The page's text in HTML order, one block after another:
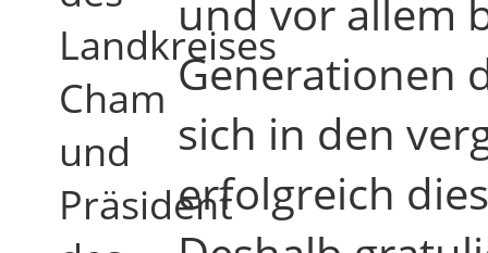
Landkreises
Cham
und
Präsident
und vor allem
Generationen
sich in den
erfolgreich